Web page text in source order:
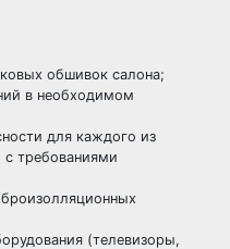
обшивок салона;
в необходимом
для каждого из
с требованиями
(телевизоры,